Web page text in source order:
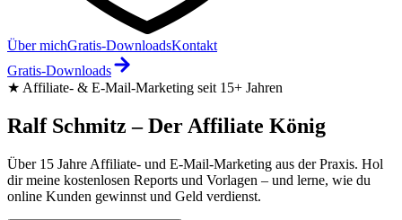
Über michGratis-DownloadsKontakt
Gratis-Downloads
★ Affiliate- & E-Mail-Marketing seit 15+ Jahren
Ralf Schmitz –Der Affiliate König
Über 15 Jahre Affiliate- und E-Mail-Marketing aus der Praxis. Hol
dir meine kostenlosen Reports und Vorlagen – und lerne, wie du
online Kunden gewinnst und Geld verdienst.